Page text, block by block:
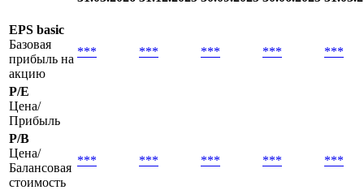
EPS basic
Базовая
прибыль на
акцию
*** *** *** *** ***
P/E
Цена/
Прибыль
P/B
Цена/
Балансовая
стоимость
*** *** *** *** ***